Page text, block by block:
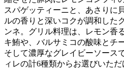
スパゲッティーニと、あさりに
ルの香りと深いコクが調和した
ンネ。グリル料理は、レモン香
キ鮪や、バルサミコの酸味とチ
そして濃厚なグレイビーソース
ィレの計6種類からお選びいた